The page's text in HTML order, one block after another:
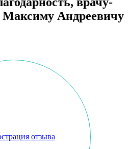
Максиму Андреевичу